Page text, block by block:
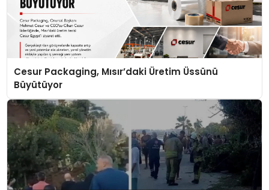
Cesur Packaging, Mısır’daki Üretim Üssünü
Büyütüyor